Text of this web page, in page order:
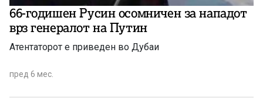
66-годишен Русин осомничен за нападот
врз генералот на Путин
Атентаторот е приведен во Дубаи
пред 6 мес.